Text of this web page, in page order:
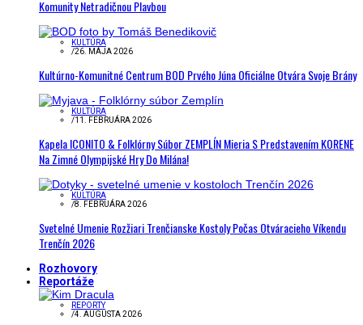
Komunity Netradičnou Plavbou
KULTÚRA
/26. MÁJA 2026
Kultúrno-Komunitné Centrum BOD Prvého Júna Oficiálne Otvára Svoje Brány
KULTÚRA
/11. FEBRUÁRA 2026
Kapela ICONITO & Folklórny Súbor ZEMPLÍN Mieria S Predstavením KORENE
Na Zimné Olympijské Hry Do Milána!
KULTÚRA
/8. FEBRUÁRA 2026
Svetelné Umenie Rozžiari Trenčianske Kostoly Počas Otváracieho Víkendu
Trenčín 2026
Rozhovory
Reportáže
REPORTY
/4. AUGUSTA 2026